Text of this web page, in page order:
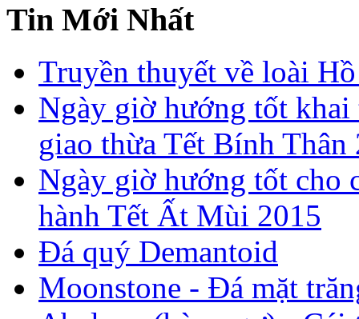
Tin Mới Nhất
Truyền thuyết về loài
Ngày giờ hướng tốt
giao thừa Tết Bính Thân
Ngày giờ hướng tốt cho
hành Tết Ất Mùi 2015
Đá quý Demantoid
Moonstone - Đá mặt